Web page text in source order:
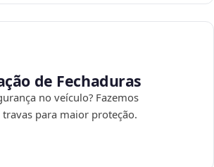
de Fechaduras
no veículo? Fazemos
para maior proteção.